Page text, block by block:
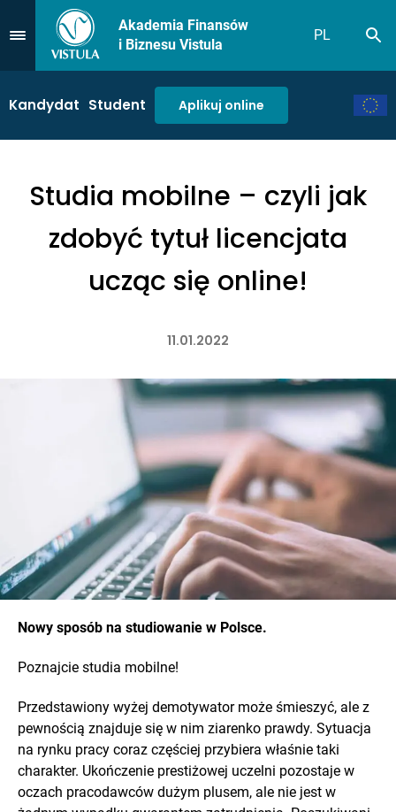
Przejdź do Menu
Akademia Finansów
i Biznesu Vistula
PL
Kandydat Student Aplikuj online
Studia mobilne – czyli jak
zdobyć tytuł licencjata
ucząc się online!
11.01.2022
Nowy sposób na studiowanie w Polsce.
Poznajcie studia mobilne!
Przedstawiony wyżej demotywator może śmieszyć, ale z
pewnością znajduje się w nim ziarenko prawdy. Sytuacja
na rynku pracy coraz częściej przybiera właśnie taki
charakter. Ukończenie prestiżowej uczelni pozostaje w
oczach pracodawców dużym plusem, ale nie jest w